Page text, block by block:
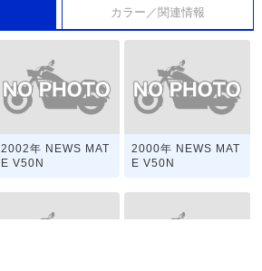
カラー／関連情報
2002年 NEWS MAT
E V50N
2000年 NEWS MAT
E V50N